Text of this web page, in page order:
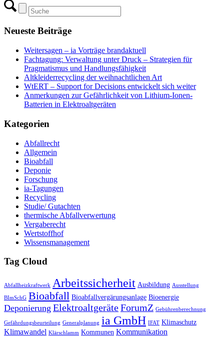
Neueste Beiträge
Weitersagen – ia Vorträge brandaktuell
Fachtagung: Verwaltung unter Druck – Strategien für
Pragmatismus und Handlungsfähigkeit
Altkleiderrecycling der weihnachtlichen Art
WtERT – Support for Decisions entwickelt sich weiter
Anmerkungen zur Gefährlichkeit von Lithium-Ionen-
Batterien in Elektroaltgeräten
Kategorien
Abfallrecht
Allgemein
Bioabfall
Deponie
Forschung
ia-Tagungen
Recycling
Studie/ Gutachten
thermische Abfallverwertung
Vergaberecht
Wertstoffhof
Wissensmanagement
Tag Cloud
Abfallheizkraftwerk Arbeitssicherheit Ausbildung Ausstellung
BImSchG Bioabfall Bioabfallvergärungsanlage Bioenergie
Deponierung ElektroaltgeräteForumZ Gebührenberechnung
Gefährdungsbeurteilung Generalplanung ia GmbH IFAT Klimaschutz
Klimawandel Klärschlamm Kommunen Kommunikation